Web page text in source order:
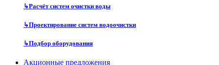
↳Расчёт систем очистки воды
↳Проектирование систем водоочистки
↳Подбор оборудования
Акционные предложения